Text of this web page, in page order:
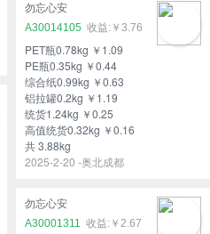
勿忘心安
A30014105
￥3.76
PET瓶0.78kg ￥1.09
PE瓶0.35kg ￥0.44
综合纸0.99kg ￥0.63
铝拉罐0.2kg ￥1.19
统货1.24kg ￥0.25
高值统货0.32kg ￥0.16
共 3.88kg
2025-2-20 -奥北成都
勿忘心安
A30001311
￥2.67